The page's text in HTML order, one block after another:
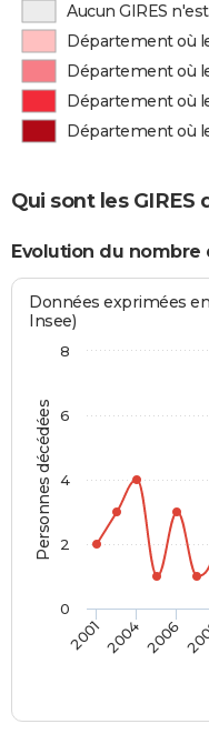
Aucun GIRES
Département où
Département où
Département où
Département où
Qui sont les
Evolution du nombre
Personnes décédées
Données exprimées
Insee)
200120042006
0
2
4
6
8